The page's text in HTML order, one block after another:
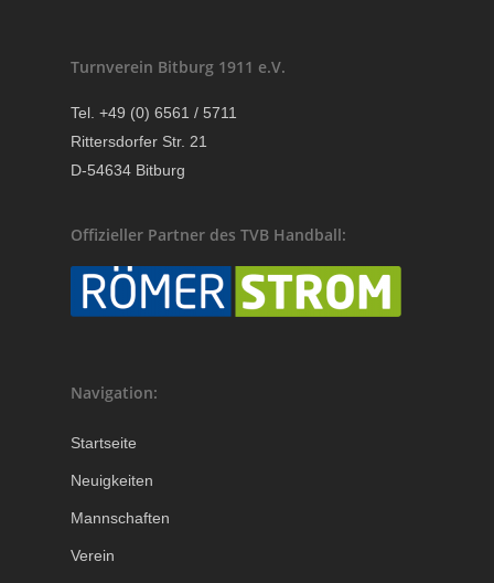
Turnverein Bitburg 1911 e.V.
Tel. +49 (0) 6561 / 5711
Rittersdorfer Str. 21
D-54634 Bitburg
Offizieller Partner des TVB Handball:
Navigation:
Startseite
Neuigkeiten
Mannschaften
Verein